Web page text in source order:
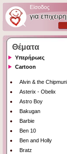
Θέματα
Υπερήρωες
Cartoon
Alvin & the
Asterix - Obelix
Astro Boy
Bakugan
Barbie
Ben 10
Ben and Holly
Bratz